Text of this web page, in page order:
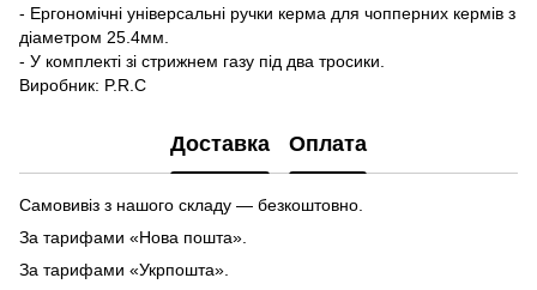
- Ергономічні універсальні ручки керма для чопперних кермів з
діаметром 25.4мм.
- У комплекті зі стрижнем газу під два тросики.
Виробник: P.R.C
Доставка Оплата
Самовивіз з нашого складу — безкоштовно.
За тарифами «Нова пошта».
За тарифами «Укрпошта».